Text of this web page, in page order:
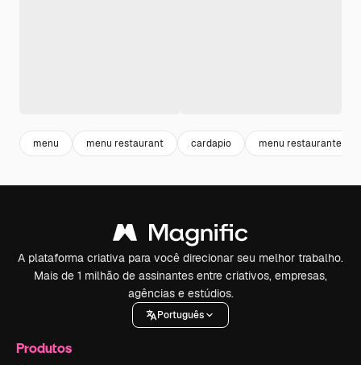
menu menu restaurant cardapio menu restaurante
A plataforma criativa para você direcionar seu melhor trabalho.
Mais de 1 milhão de assinantes entre criativos, empresas,
agências e estúdios.
Português
Produtos